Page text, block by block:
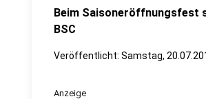
Beim Saisoneröffnungsfest
BSC
Veröffentlicht: Samstag,
Anzeige